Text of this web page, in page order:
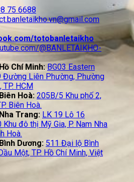
75 6688
totobanletaikho
@BANLETAIKHO-
Chí Minh: BG03 Eastern
Đường Liên Phường, Phường
TP. HCM
Hoà: 205B/5 Khu phố 2,
Biên Hoà.
Trang: LK 19 Lô 16
đô thị Mỹ Gia, P. Nam Nha
Hoà.
Dương: 511 Đại lộ Bình
Một, TP. Hồ Chí Minh, Việt